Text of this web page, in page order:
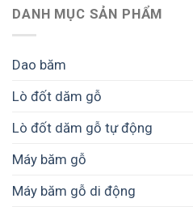
DANH MỤC SẢN PHẨM
Dao băm
Lò đốt dăm gỗ
Lò đốt dăm gỗ tự động
Máy băm gỗ
Máy băm gỗ di động